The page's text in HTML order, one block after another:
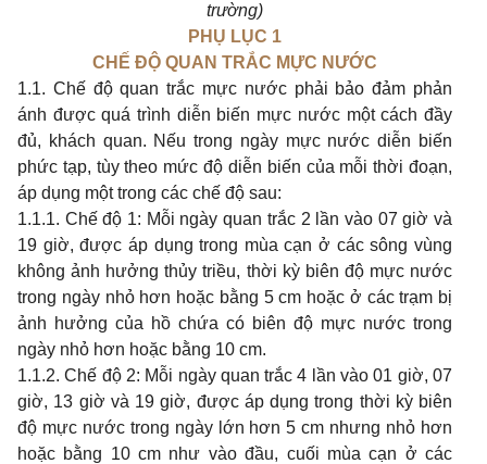
trường)
PHỤ LỤC 1
CHẾ ĐỘ QUAN TRẮC MỰC NƯỚC
1.1. Chế độ quan trắc mực nước phải bảo đảm phản
ánh được quá trình diễn biến mực nước một cách đầy
đủ, khách quan. Nếu trong ngày mực nước diễn biến
phức tạp, tùy theo mức độ diễn biến của mỗi thời đoạn,
áp dụng một trong các chế độ sau:
1.1.1. Chế độ 1: Mỗi ngày quan trắc 2 lần vào 07 giờ và
19 giờ, được áp dụng trong mùa cạn ở các sông vùng
không ảnh hưởng thủy triều, thời kỳ biên độ mực nước
trong ngày nhỏ hơn hoặc bằng 5 cm hoặc ở các trạm bị
ảnh hưởng của hồ chứa có biên độ mực nước trong
ngày nhỏ hơn hoặc bằng 10 cm.
1.1.2. Chế độ 2: Mỗi ngày quan trắc 4 lần vào 01 giờ, 07
giờ, 13 giờ và 19 giờ, được áp dụng trong thời kỳ biên
độ mực nước trong ngày lớn hơn 5 cm nhưng nhỏ hơn
hoặc bằng 10 cm như vào đầu, cuối mùa cạn ở các